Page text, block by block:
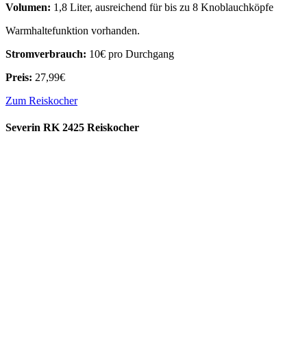
Volumen: 1,8 Liter, ausreichend für bis zu 8 Knoblauchköpfe
Warmhaltefunktion vorhanden.
Stromverbrauch: 10€ pro Durchgang
Preis: 27,99€
Zum Reiskocher
Severin RK 2425 Reiskocher